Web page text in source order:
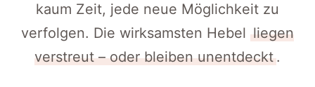
kaum Zeit, jede neue Möglichkeit zu
verfolgen. Die wirksamsten Hebel liegen
verstreut – oder bleiben unentdeckt .